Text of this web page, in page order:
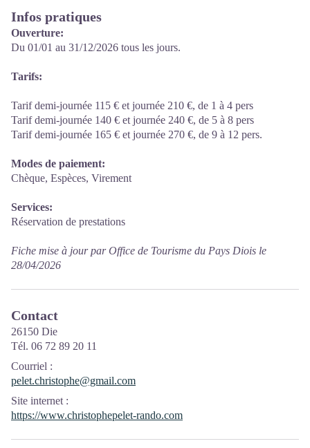
Infos pratiques
Ouverture:
Du 01/01 au 31/12/2026 tous les jours.
Tarifs:
Tarif demi-journée 115 € et journée 210 €, de 1 à 4 pers
Tarif demi-journée 140 € et journée 240 €, de 5 à 8 pers
Tarif demi-journée 165 € et journée 270 €, de 9 à 12 pers.
Modes de paiement:
Chèque, Espèces, Virement
Services:
Réservation de prestations
Fiche mise à jour par Office de Tourisme du Pays Diois le
28/04/2026
Contact
26150 Die
Tél. 06 72 89 20 11
Courriel :
pelet.christophe@gmail.com
Site internet :
https://www.christophepelet-rando.com